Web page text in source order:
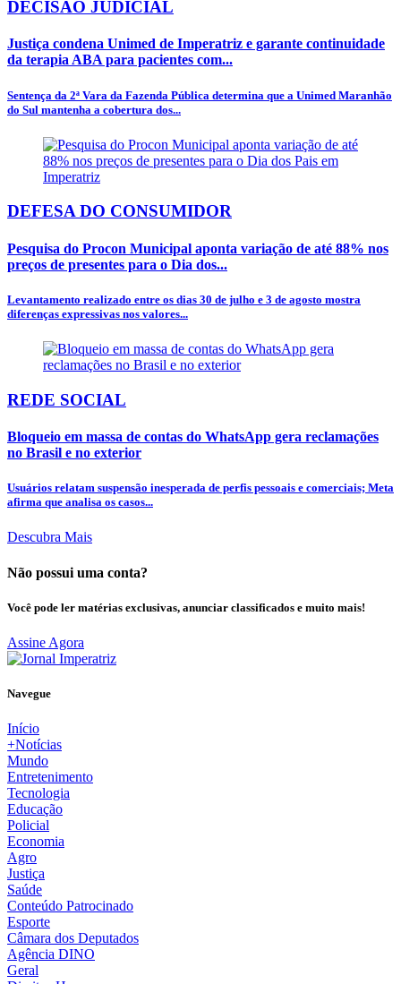
DECISÃO JUDICIAL
Justiça condena Unimed de Imperatriz e garante continuidade
da terapia ABA para pacientes com...
Sentença da 2ª Vara da Fazenda Pública determina que a Unimed Maranhão
do Sul mantenha a cobertura dos...
DEFESA DO CONSUMIDOR
Pesquisa do Procon Municipal aponta variação de até 88% nos
preços de presentes para o Dia dos...
Levantamento realizado entre os dias 30 de julho e 3 de agosto mostra
diferenças expressivas nos valores...
REDE SOCIAL
Bloqueio em massa de contas do WhatsApp gera reclamações
no Brasil e no exterior
Usuários relatam suspensão inesperada de perfis pessoais e comerciais; Meta
afirma que analisa os casos...
Descubra Mais
Não possui uma conta?
Você pode ler matérias exclusivas, anunciar classificados e muito mais!
Assine Agora
Navegue
Início
+Notícias
Mundo
Entretenimento
Tecnologia
Educação
Policial
Economia
Agro
Justiça
Saúde
Conteúdo Patrocinado
Esporte
Câmara dos Deputados
Agência DINO
Geral